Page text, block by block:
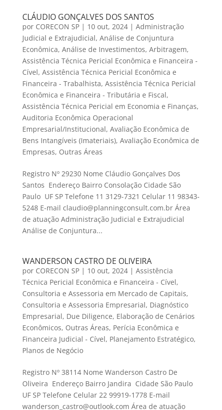
CLÁUDIO GONÇALVES DOS SANTOS
por CORECON SP| 10 out, 2024| Administração
Judicial e Extrajudicial, Análise de Conjuntura
Econômica, Análise de Investimentos, Arbitragem,
Assistência Técnica Pericial Econômica e Financeira -
Cível, Assistência Técnica Pericial Econômica e
Financeira - Trabalhista, Assistência Técnica Pericial
Econômica e Financeira - Tributária e Fiscal,
Assistência Técnica Pericial em Economia e Finanças,
Auditoria Econômica Operacional
Empresarial/Institucional, Avaliação Econômica de
Bens Intangíveis (Imateriais), Avaliação Econômica de
Empresas, Outras Áreas
Registro Nº 29230 Nome Cláudio Gonçalves Dos
Santos Endereço Bairro Consolação Cidade São
Paulo UF SP Telefone 11 3129-7321 Celular 11 98343-
5248 E-mail claudio@planningconsult.com.br Área
de atuação Administração Judicial e Extrajudicial
Análise de Conjuntura...
WANDERSON CASTRO DE OLIVEIRA
por CORECON SP| 10 out, 2024| Assistência
Técnica Pericial Econômica e Financeira - Cível,
Consultoria e Assessoria em Mercado de Capitais,
Consultoria e Assessoria Empresarial, Diagnóstico
Empresarial, Due Diligence, Elaboração de Cenários
Econômicos, Outras Áreas, Perícia Econômica e
Financeira Judicial - Cível, Planejamento Estratégico,
Planos de Negócio
Registro Nº 38114 Nome Wanderson Castro De
Oliveira Endereço Bairro Jandira Cidade São Paulo
UF SP Telefone Celular 22 99919-1778 E-mail
wanderson_castro@outlook.com Área de atuação